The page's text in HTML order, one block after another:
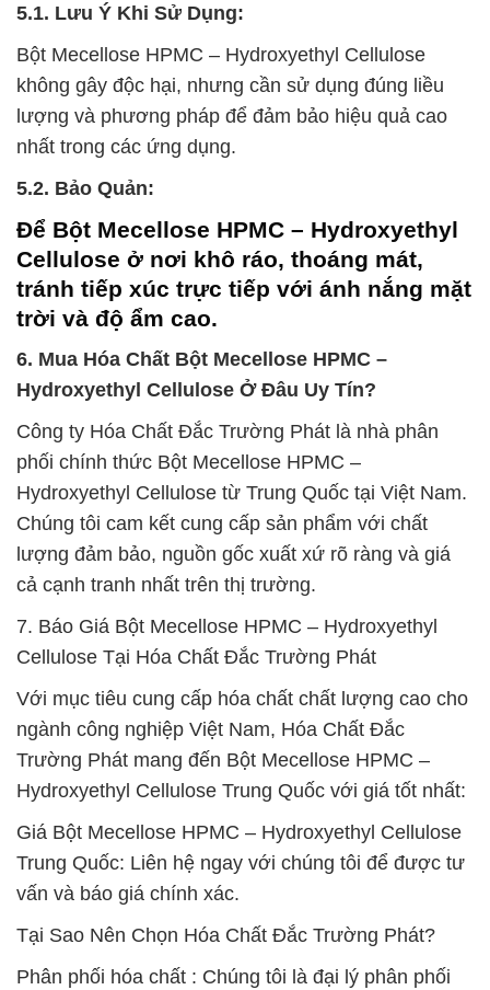
5.1. Lưu Ý Khi Sử Dụng:
Bột Mecellose HPMC – Hydroxyethyl Cellulose
không gây độc hại, nhưng cần sử dụng đúng liều
lượng và phương pháp để đảm bảo hiệu quả cao
nhất trong các ứng dụng.
5.2. Bảo Quản:
Để Bột Mecellose HPMC – Hydroxyethyl
Cellulose ở nơi khô ráo, thoáng mát,
tránh tiếp xúc trực tiếp với ánh nắng mặt
trời và độ ẩm cao.
6. Mua Hóa Chất Bột Mecellose HPMC –
Hydroxyethyl Cellulose Ở Đâu Uy Tín?
Công ty Hóa Chất Đắc Trường Phát là nhà phân
phối chính thức Bột Mecellose HPMC –
Hydroxyethyl Cellulose từ Trung Quốc tại Việt Nam.
Chúng tôi cam kết cung cấp sản phẩm với chất
lượng đảm bảo, nguồn gốc xuất xứ rõ ràng và giá
cả cạnh tranh nhất trên thị trường.
7. Báo Giá Bột Mecellose HPMC – Hydroxyethyl
Cellulose Tại Hóa Chất Đắc Trường Phát
Với mục tiêu cung cấp hóa chất chất lượng cao cho
ngành công nghiệp Việt Nam, Hóa Chất Đắc
Trường Phát mang đến Bột Mecellose HPMC –
Hydroxyethyl Cellulose Trung Quốc với giá tốt nhất:
Giá Bột Mecellose HPMC – Hydroxyethyl Cellulose
Trung Quốc: Liên hệ ngay với chúng tôi để được tư
vấn và báo giá chính xác.
Tại Sao Nên Chọn Hóa Chất Đắc Trường Phát?
Phân phối hóa chất : Chúng tôi là đại lý phân phối